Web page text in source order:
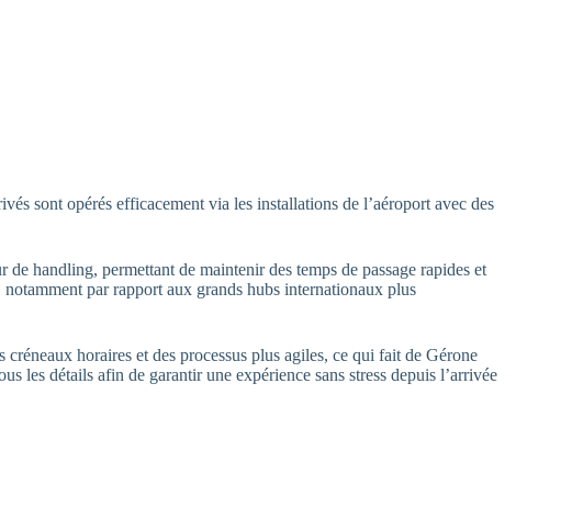
sont opérés efficacement via les installations de l’aéroport avec des
handling, permettant de maintenir des temps de passage rapides et
par rapport aux grands hubs internationaux plus
horaires et des processus plus agiles, ce qui fait de Gérone
les détails afin de garantir une expérience sans stress depuis l’arrivée